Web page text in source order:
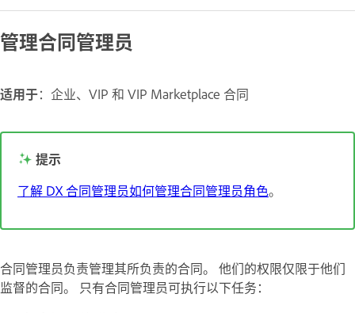
管理合同管理员
适用于：企业、VIP 和 VIP Marketplace 合同
提示
了解 DX 合同管理员如何管理合同管理员角色。
合同管理员负责管理其所负责的合同。 他们的权限仅限于他们
监督的合同。 只有合同管理员可执行以下任务：